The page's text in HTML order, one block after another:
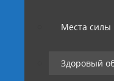
Места силы
Здоровый